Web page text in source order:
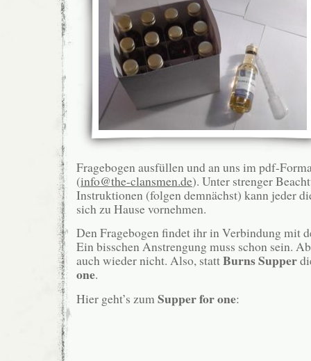
Fragebogen ausfüllen und an uns im pdf-
(info@the-clansmen.de). Unter strenger
Instruktionen (folgen demnächst) kann jeder
sich zu Hause vornehmen.
Den Fragebogen findet ihr in Verbindung mit
Ein bisschen Anstrengung muss schon sein.
auch wieder nicht. Also, stattBurns Supper
one.
Hier geht’s zum Supper for one: